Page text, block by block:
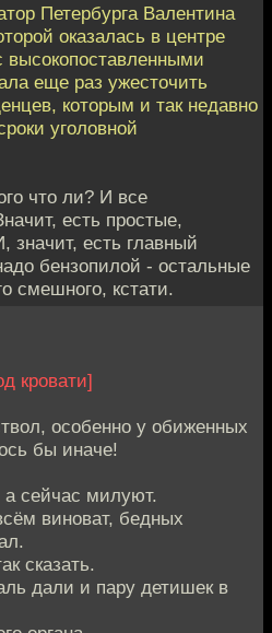
Петербурга Валентина
оказалась в центре
высокопоставленными
еще раз ужесточить
которым и так недавно
уголовной
что ли? И все
есть простые,
есть главный
бензопилой - остальные
смешного, кстати.
кровати]
особенно у обиженных
бы иначе!
а сейчас милуют.
виноват, бедных
сказать.
дали и пару детишек в